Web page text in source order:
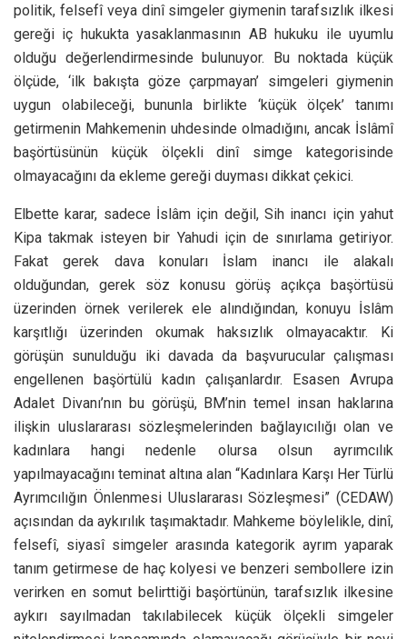
politik, felsefî veya dinî simgeler giymenin tarafsızlık ilkesi
gereği iç hukukta yasaklanmasının AB hukuku ile uyumlu
olduğu değerlendirmesinde bulunuyor. Bu noktada küçük
ölçüde, ‘ilk bakışta göze çarpmayan’ simgeleri giymenin
uygun olabileceği, bununla birlikte ‘küçük ölçek’ tanımı
getirmenin Mahkemenin uhdesinde olmadığını, ancak İslâmî
başörtüsünün küçük ölçekli dinî simge kategorisinde
olmayacağını da ekleme gereği duyması dikkat çekici.
Elbette karar, sadece İslâm için değil, Sih inancı için yahut
Kipa takmak isteyen bir Yahudi için de sınırlama getiriyor.
Fakat gerek dava konuları İslam inancı ile alakalı
olduğundan, gerek söz konusu görüş açıkça başörtüsü
üzerinden örnek verilerek ele alındığından, konuyu İslâm
karşıtlığı üzerinden okumak haksızlık olmayacaktır. Ki
görüşün sunulduğu iki davada da başvurucular çalışması
engellenen başörtülü kadın çalışanlardır. Esasen Avrupa
Adalet Divanı’nın bu görüşü, BM’nin temel insan haklarına
ilişkin uluslararası sözleşmelerinden bağlayıcılığı olan ve
kadınlara hangi nedenle olursa olsun ayrımcılık
yapılmayacağını teminat altına alan “Kadınlara Karşı Her Türlü
Ayrımcılığın Önlenmesi Uluslararası Sözleşmesi” (CEDAW)
açısından da aykırılık taşımaktadır. Mahkeme böylelikle, dinî,
felsefî, siyasî simgeler arasında kategorik ayrım yaparak
tanım getirmese de haç kolyesi ve benzeri sembollere izin
verirken en somut belirttiği başörtünün, tarafsızlık ilkesine
aykırı sayılmadan takılabilecek küçük ölçekli simgeler